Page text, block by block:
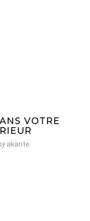
VOTRE
akante